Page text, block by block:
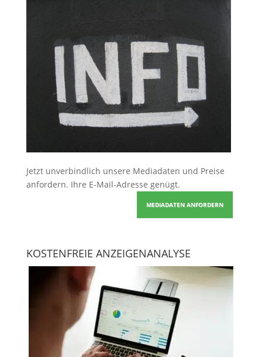
Jetzt unverbindlich unsere Mediadaten und Preise
anfordern. Ihre E-Mail-Adresse genügt.
MEDIADATEN ANFORDERN
KOSTENFREIE ANZEIGENANALYSE